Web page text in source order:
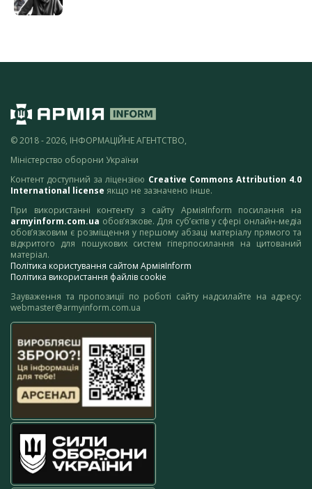
© 2018 - 2026, ІНФОРМАЦІЙНЕ АГЕНТСТВО,
Міністерство оборони України
Контент доступний за ліцензією Creative Commons Attribution 4.0
International license якщо не зазначено інше.
При використанні контенту з сайту АрміяInform посилання на
armyinform.com.ua обов’язкове. Для суб’єктів у сфері онлайн-медіа
обов’язковим є розміщення у першому абзаці матеріалу прямого та
відкритого для пошукових систем гіперпосилання на цитований
матеріал.
Політика користування сайтом АрміяInform
Політика використання файлів cookie
Зауваження та пропозиції по роботі сайту надсилайте на адресу:
webmaster@armyinform.com.ua